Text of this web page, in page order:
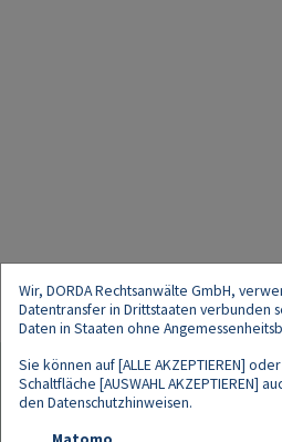
Wir, DORDA Rechtsanwälte GmbH,
Datentransfer in Drittstaaten verbunden
Daten in Staaten ohne
Sie können auf [ALLE AKZEPTIEREN]
Schaltfläche [AUSWAHL
den Datenschutzhinweisen.